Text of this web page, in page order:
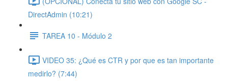
DirectAdmin (10:21)
TAREA 10 - Módulo 2
VIDEO 35: ¿Qué es CTR y por que es tan importante
medirlo? (7:44)